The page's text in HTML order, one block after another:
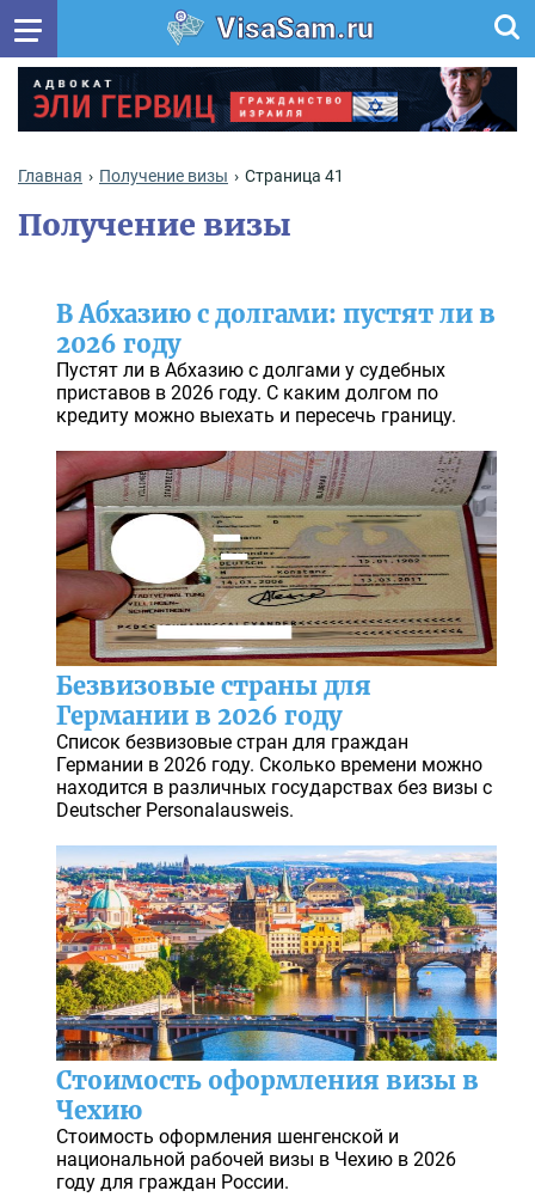
VisaSam.ru
Главная Получение визы Страница 41
Получение визы
В Абхазию с долгами: пустят ли в
2026 году
Пустят ли в Абхазию с долгами у судебных
приставов в 2026 году. С каким долгом по
кредиту можно выехать и пересечь границу.
Безвизовые страны для
Германии в 2026 году
Список безвизовые стран для граждан
Германии в 2026 году. Сколько времени можно
находится в различных государствах без визы с
Deutscher Personalausweis.
Стоимость оформления визы в
Чехию
Стоимость оформления шенгенской и
национальной рабочей визы в Чехию в 2026
году для граждан России.